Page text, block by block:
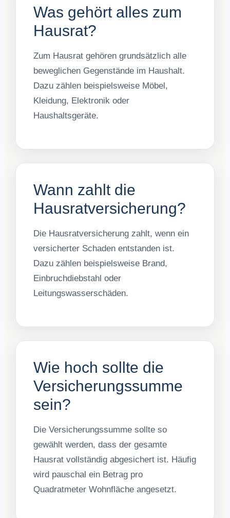
Was gehört alles zum
Hausrat?
Zum Hausrat gehören grundsätzlich alle
beweglichen Gegenstände im Haushalt.
Dazu zählen beispielsweise Möbel,
Kleidung, Elektronik oder
Haushaltsgeräte.
Wann zahlt die
Hausratversicherung?
Die Hausratversicherung zahlt, wenn ein
versicherter Schaden entstanden ist.
Dazu zählen beispielsweise Brand,
Einbruchdiebstahl oder
Leitungswasserschäden.
Wie hoch sollte die
Versicherungssumme
sein?
Die Versicherungssumme sollte so
gewählt werden, dass der gesamte
Hausrat vollständig abgesichert ist. Häufig
wird pauschal ein Betrag pro
Quadratmeter Wohnfläche angesetzt.